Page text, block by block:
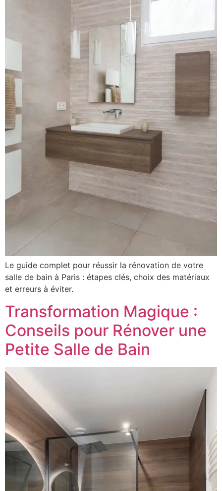
Le guide complet pour réussir la rénovation de votre
salle de bain à Paris : étapes clés, choix des matériaux
et erreurs à éviter.
Transformation Magique :
Conseils pour Rénover une
Petite Salle de Bain